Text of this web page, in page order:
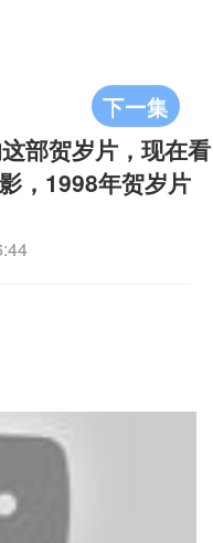
下一集
部贺岁片，现在看
，1998年贺岁片